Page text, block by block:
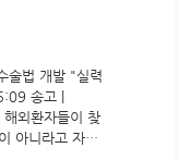
재발해 한명은
명은 다행히 한
하고 지낸다고
인공막만큼은
혀 사용하지 않
니다. 대부분의
술법 개발 "실력
송고 |
아니라고 자신